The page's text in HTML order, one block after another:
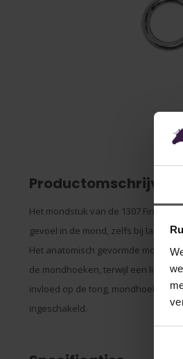
Productomschrijving
Het mondstuk van de 1307 Fine
gevoel in de mond, zelfs bij lagere
Het anatomisch gevormde
de mondhoeken, terwijl een lichte
invloed op de tong, mondhoeken
ingeschakeld.